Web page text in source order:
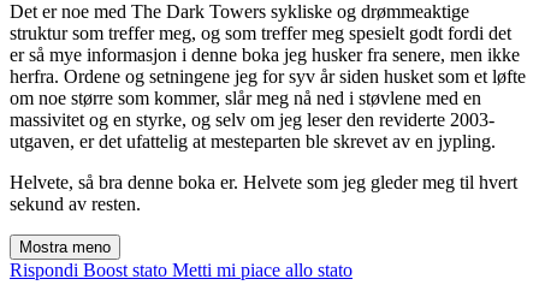
Det er noe med The Dark Towers sykliske og drømmeaktige
struktur som treffer meg, og som treffer meg spesielt godt fordi det
er så mye informasjon i denne boka jeg husker fra senere, men ikke
herfra. Ordene og setningene jeg for syv år siden husket som et løfte
om noe større som kommer, slår meg nå ned i støvlene med en
massivitet og en styrke, og selv om jeg leser den reviderte 2003-
utgaven, er det ufattelig at mesteparten ble skrevet av en jypling.
Helvete, så bra denne boka er. Helvete som jeg gleder meg til hvert
sekund av resten.
Mostra meno
Rispondi Boost stato Metti mi piace allo stato